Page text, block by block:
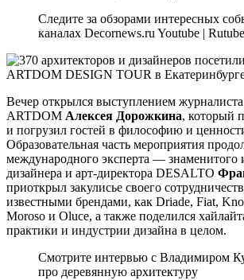
Следите за обзорами интересных
каналах Decornews.ru Youtube |
Вечер открылся выступлением
ARTDOM Алексея Дорожкина, который
и погрузил гостей в философию и
Образовательная часть мероприятия
международного эксперта — знаменитого
дизайнера и арт-директора DESALTO
приоткрыл закулисье своего
известными брендами, как Driade, Fiat,
Moroso и Oluce, а также поделился
практики и индустрии дизайна в целом.
Смотрите интервью с Владимиром
про деревянную архитектуру